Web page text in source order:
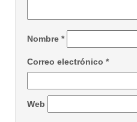
Nombre *
Correo electrónico *
Web